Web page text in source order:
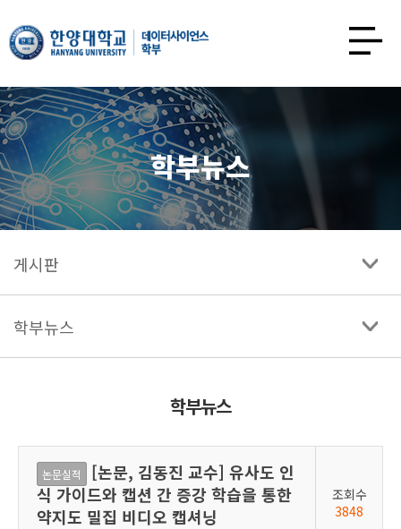
한양대학교
데이터사이언스학과
열기
학부뉴스
게시판
학부뉴스
학부뉴스
논문실적
[논문, 김동진 교수] 유사도 인
식 가이드와 캡션 간 증강 학습을 통한
약지도 밀집 비디오 캡셔닝
조회수
3848